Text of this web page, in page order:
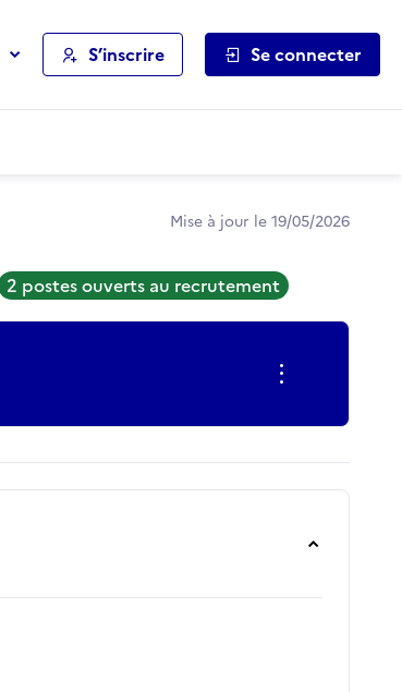
S’inscrire Se connecter
Mise à jour le 19/05/2026
2 postes ouverts au recrutement